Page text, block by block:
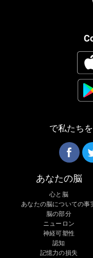
で私たち
あなたの脳
心と脳
あなたの脳についての事
脳の部分
ニューロン
神経可塑性
認知
記憶力の損失